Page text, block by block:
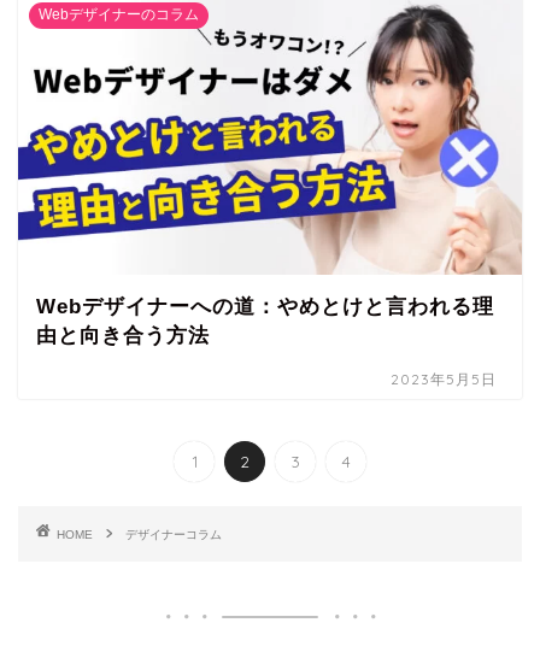
Webデザイナーのコラム
Webデザイナーへの道：やめとけと言われる理
由と向き合う方法
2023年5月5日
1 2 3 4
HOME デザイナーコラム